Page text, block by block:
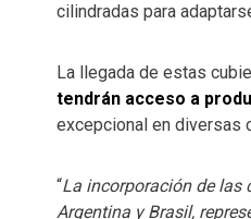
cilindradas para
La llegada de estas
tendrán acceso a
excepcional en diversas
“La incorporación de las
Argentina y Brasil,